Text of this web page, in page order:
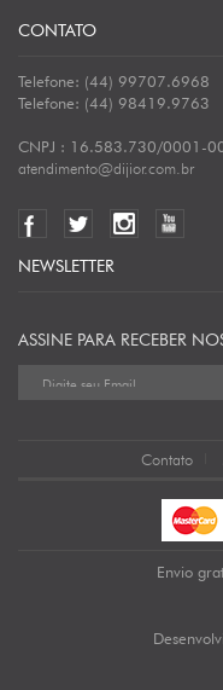
CONTATO
Telefone: (44) 99707.6968
Telefone: (44) 98419.9763
CNPJ : 16.583.730/0001-
atendimento@dijior.com.br
NEWSLETTER
ASSINE PARA RECEBER
Contato
Envio